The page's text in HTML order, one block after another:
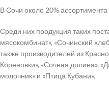
В Сочи около 20%
Среди них продукция таких
мясокомбинат», «Сочинский
также производителей из
Кореновки», «Сочная долина»,
молочник» и «Птица Кубани».